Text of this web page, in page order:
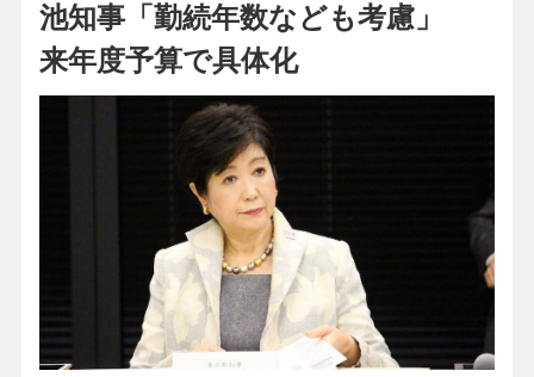
池知事「勤続年数なども考慮」
来年度予算で具体化